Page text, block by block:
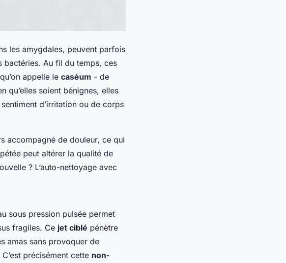
les amygdales, peuvent parfois
bactéries. Au fil du temps, ces
appelle le caséum - de
qu’elles soient bénignes, elles
d’irritation ou de corps
accompagné de douleur, ce qui
peut altérer la qualité de
? L’auto-nettoyage avec
sous pression pulsée permet
fragiles. Ce jet ciblé pénètre
amas sans provoquer de
précisément cette non-